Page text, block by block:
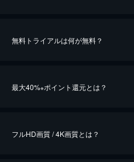
無料トライアルは何が無料？
最大40%※ポイント還元とは？
フルHD画質 / 4K画質とは？